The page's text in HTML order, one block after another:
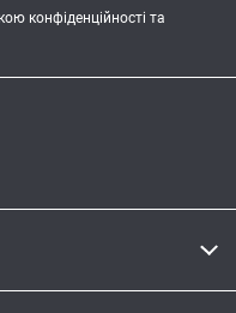
конфіденційності та